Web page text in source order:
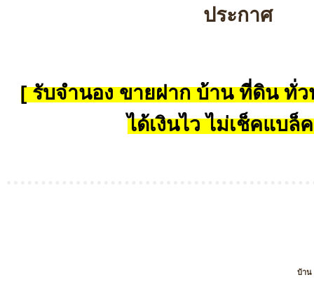
ประกาศ
[ รับจำนอง ขายฝาก บ้าน ที่ดิน ทั่ว
ได้เงินไว ไม่เช็คแบล็
บ้าน